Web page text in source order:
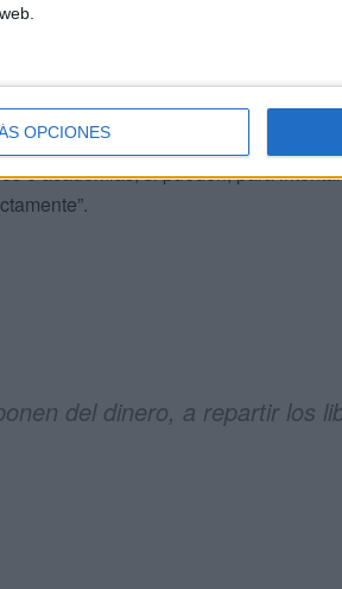
OPCIONES
perverso” que es la
de Mohamed es “obvio” que las
o no poseen la capacidad de
elegir entre que sus hijos se
o academias, si pueden, para
del dinero, a repartir los